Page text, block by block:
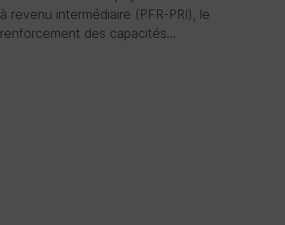
à revenu intermédiaire (PFR-PRI), le
renforcement des capacités…